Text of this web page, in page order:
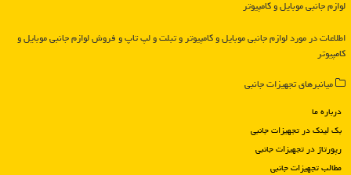
لوازم جانبی موبایل و کامپیوتر
اطلاعات در مورد لوازم جانبی موبایل و كامپیوتر و تبلت و لپ تاپ و فروش لوازم جانبی موبایل و
كامپیوتر
میانبرهای تجهیزات جانبی
درباره ما
بک لینک در تجهیزات جانبی
رپورتاژ در تجهیزات جانبی
مطالب تجهیزات جانبی